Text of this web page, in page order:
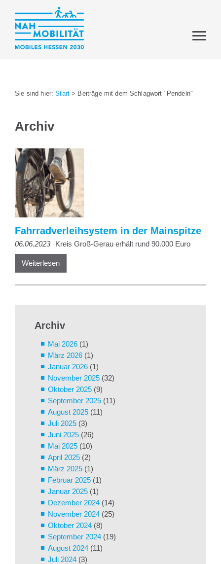
Sie sind hier:Start > Beiträge mit dem Schlagwort "Pendeln"
Archiv
Fahrradverleihsystem in der Mainspitze
06.06.2023 Kreis Groß-Gerau erhält rund 90.000 Euro
Weiterlesen
Archiv
Mai 2026 (1)
März 2026 (1)
Januar 2026 (1)
November 2025 (32)
Oktober 2025 (9)
September 2025 (11)
August 2025 (11)
Juli 2025 (3)
Juni 2025 (26)
Mai 2025 (10)
April 2025 (2)
März 2025 (1)
Februar 2025 (1)
Januar 2025 (1)
Dezember 2024 (14)
November 2024 (25)
Oktober 2024 (8)
September 2024 (19)
August 2024 (11)
Juli 2024 (3)